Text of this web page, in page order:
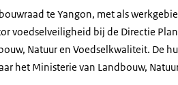
te Yangon, met als
voedselveiligheid bij de Directie
Natuur en Voedselkwaliteit. De
het Ministerie van Landbouw,